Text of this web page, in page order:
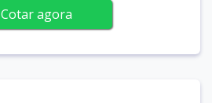
Cotar agora